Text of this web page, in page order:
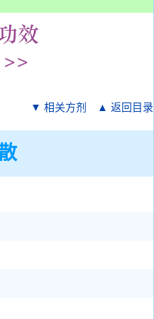
▼ 相关方剂 ▲ 返回目录